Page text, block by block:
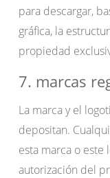
para descargar,
gráfica, la
propiedad
7. marcas
La marca y el
depositan.
esta marca o este
autorización del